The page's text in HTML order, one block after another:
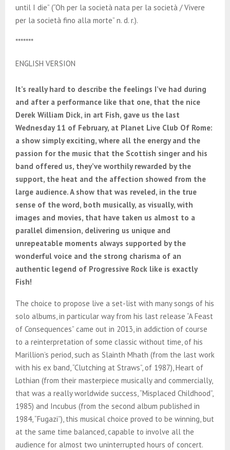
until I die” (“Oh per la società nata per la società / Vivere
per la società fino alla morte” n. d. r.).
*******
ENGLISH VERSION
It’s really hard to describe the feelings I’ve had during
and after a performance like that one, that the nice
Derek William Dick, in art Fish, gave us the last
Wednesday 11 of February, at Planet Live Club Of Rome:
a show simply exciting, where all the energy and the
passion for the music that the Scottish singer and his
band offered us, they’ve worthily rewarded by the
support, the heat and the affection showed from the
large audience. A show that was reveled, in the true
sense of the word, both musically, as visually, with
images and movies, that have taken us almost to a
parallel dimension, delivering us unique and
unrepeatable moments always supported by the
wonderful voice and the strong charisma of an
authentic legend of Progressive Rock like is exactly
Fish!
The choice to propose live a set-list with many songs of his
solo albums, in particular way from his last release “A Feast
of Consequences” came out in 2013, in addiction of course
to a reinterpretation of some classic without time, of his
Marillion’s period, such as Slainth Mhath (from the last work
with his ex band, “Clutching at Straws”, of 1987), Heart of
Lothian (from their masterpiece musically and commercially,
that was a really worldwide success, “Misplaced Childhood”,
1985) and Incubus (from the second album published in
1984, “Fugazi”), this musical choice proved to be winning, but
at the same time balanced, capable to involve all the
audience for almost two uninterrupted hours of concert.